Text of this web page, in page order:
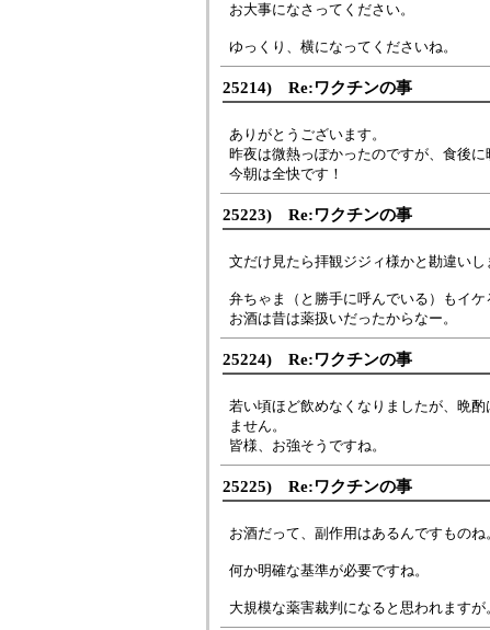
お大事になさってください。
ゆっくり、横になってくださいね。
25214) Re:ワクチンの事
ありがとうございます。
昨夜は微熱っぽかったのですが、食後に
今朝は全快です！
25223) Re:ワクチンの事
文だけ見たら拝観ジジィ様かと勘違いし
弁ちゃま（と勝手に呼んでいる）もイケ
お酒は昔は薬扱いだったからなー。
25224) Re:ワクチンの事
若い頃ほど飲めなくなりましたが、晩
ません。
皆様、お強そうですね。
25225) Re:ワクチンの事
お酒だって、副作用はあるんですものね
何か明確な基準が必要ですね。
大規模な薬害裁判になると思われますが